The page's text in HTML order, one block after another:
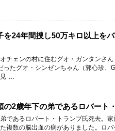
を24年間捜し50万キロ以上を
チェンの村に住むグオ・ガンタンさ
ったグオ・シンゼンちゃん（郭心珍、
見 …
の2歳年下の弟であるロバート
であるロバート・トランプ氏死去。
複数の脳出血の病がありました。ロ